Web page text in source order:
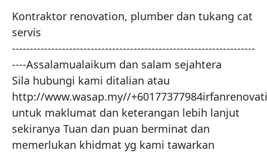
Kontraktor renovation, plumber dan tukang cat
servis
--------------------------------------------------------------------
----Assalamualaikum dan salam sejahtera
Sila hubungi kami ditalian atau
http://www.wasap.my//
untuk maklumat dan keterangan lebih lanjut
sekiranya Tuan dan puan berminat dan
memerlukan khidmat yg kami tawarkan